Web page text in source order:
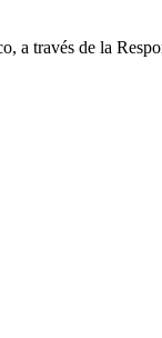
a través de la